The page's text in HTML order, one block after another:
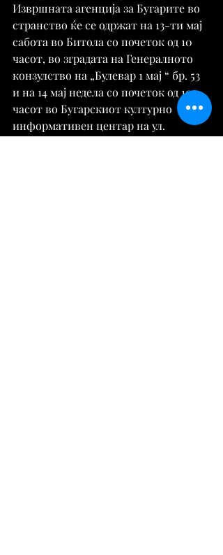
Извршната агенција за Бугарите во
странство ќе се одржат на 13-ти мај
сабота во Битола со почеток од 10
часот, во зградата на Генералното
конзулство на „Булевар 1 мај “ бр. 53
и на 14 мај недела со почеток од 10
часот во Бугарскиот културно
информативен центар на ул.